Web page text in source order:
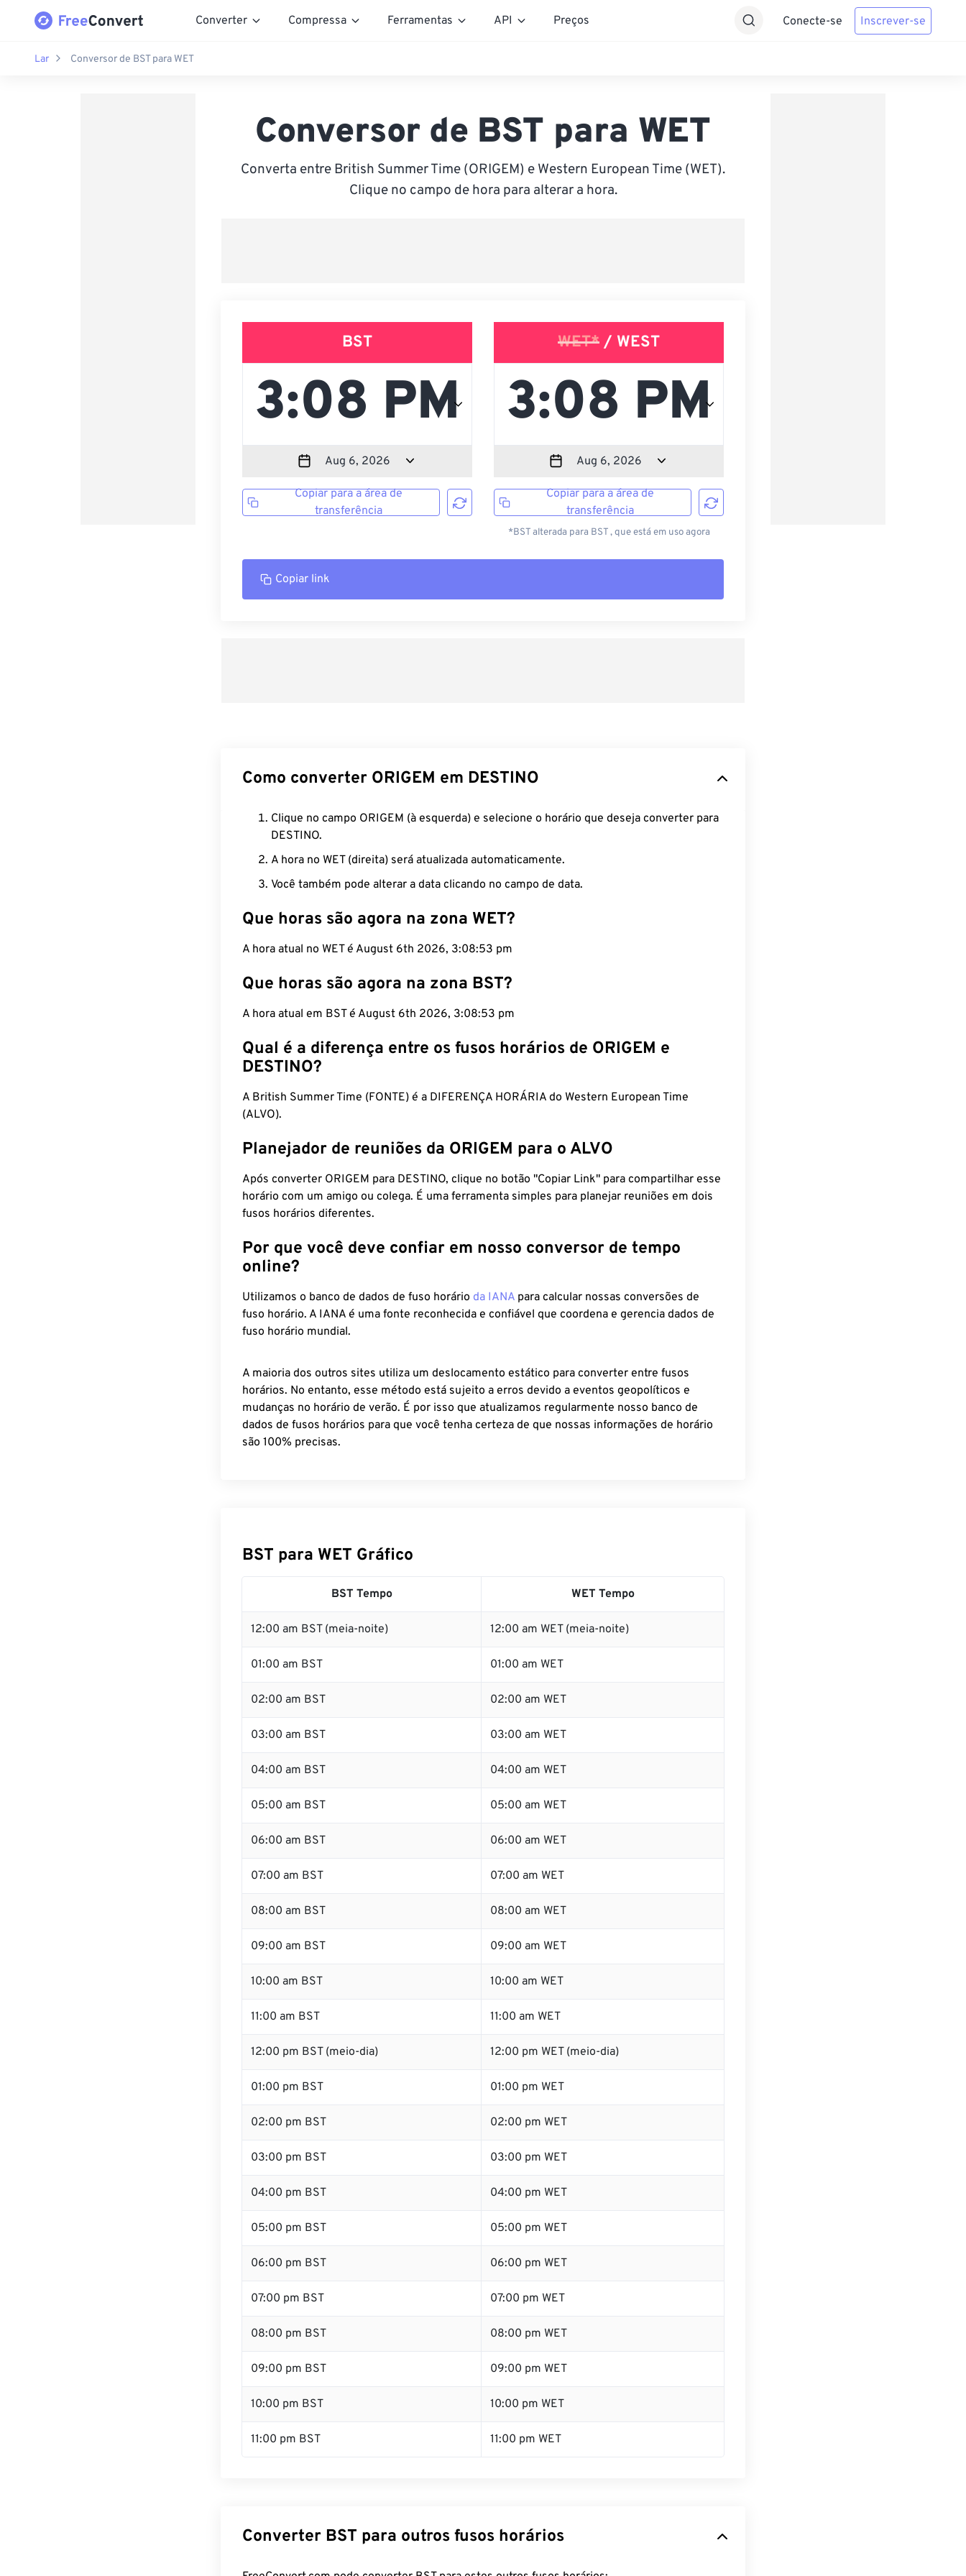
Converter Compressa Ferramentas API Preços Conecte-se Inscrever-se
Lar Conversor de BST para WET
Conversor de BST para WET
Converta entre British Summer Time (ORIGEM) e Western European Time (WET).
Clique no campo de hora para alterar a hora.
BST
Copiar para a área de
transferência
WET* / WEST
Copiar para a área de
transferência
*BST alterada para BST , que está em uso agora
Copiar link
Como converter ORIGEM em DESTINO
Clique no campo ORIGEM (à esquerda) e selecione o horário que deseja converter para
DESTINO.
A hora no WET (direita) será atualizada automaticamente.
Você também pode alterar a data clicando no campo de data.
Que horas são agora na zona WET?
A hora atual no WET é August 6th 2026, 3:08:54 pm
Que horas são agora na zona BST?
A hora atual em BST é August 6th 2026, 3:08:54 pm
Qual é a diferença entre os fusos horários de ORIGEM e
DESTINO?
A British Summer Time (FONTE) é a DIFERENÇA HORÁRIA do Western European Time
(ALVO).
Planejador de reuniões da ORIGEM para o ALVO
Após converter ORIGEM para DESTINO, clique no botão "Copiar Link" para compartilhar esse
horário com um amigo ou colega. É uma ferramenta simples para planejar reuniões em dois
fusos horários diferentes.
Por que você deve confiar em nosso conversor de tempo
online?
Utilizamos o banco de dados de fuso horário da IANA para calcular nossas conversões de
fuso horário. A IANA é uma fonte reconhecida e confiável que coordena e gerencia dados de
fuso horário mundial.
A maioria dos outros sites utiliza um deslocamento estático para converter entre fusos
horários. No entanto, esse método está sujeito a erros devido a eventos geopolíticos e
mudanças no horário de verão. É por isso que atualizamos regularmente nosso banco de
dados de fusos horários para que você tenha certeza de que nossas informações de horário
são 100% precisas.
BST para WET Gráfico
BST Tempo WET Tempo
12:00 am BST (meia-noite) 12:00 am WET (meia-noite)
01:00 am BST 01:00 am WET
02:00 am BST 02:00 am WET
03:00 am BST 03:00 am WET
04:00 am BST 04:00 am WET
05:00 am BST 05:00 am WET
06:00 am BST 06:00 am WET
07:00 am BST 07:00 am WET
08:00 am BST 08:00 am WET
09:00 am BST 09:00 am WET
10:00 am BST 10:00 am WET
11:00 am BST 11:00 am WET
12:00 pm BST (meio-dia) 12:00 pm WET (meio-dia)
01:00 pm BST 01:00 pm WET
02:00 pm BST 02:00 pm WET
03:00 pm BST 03:00 pm WET
04:00 pm BST 04:00 pm WET
05:00 pm BST 05:00 pm WET
06:00 pm BST 06:00 pm WET
07:00 pm BST 07:00 pm WET
08:00 pm BST 08:00 pm WET
09:00 pm BST 09:00 pm WET
10:00 pm BST 10:00 pm WET
11:00 pm BST 11:00 pm WET
Converter BST para outros fusos horários